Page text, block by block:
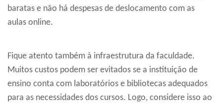
baratas e não há despesas de deslocamento com as
aulas online.
Fique atento também à infraestrutura da faculdade.
Muitos custos podem ser evitados se a instituição de
ensino conta com laboratórios e bibliotecas adequados
para as necessidades dos cursos. Logo, considere isso ao